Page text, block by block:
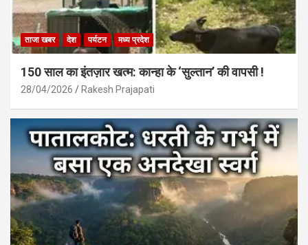
ताजा खबर देश पर्यटन मध्य प्रदेश
150 साल का इंतज़ार खत्म: कान्हा के ‘सुल्तान’ की वापसी !
28/04/2026 Rakesh Prajapati